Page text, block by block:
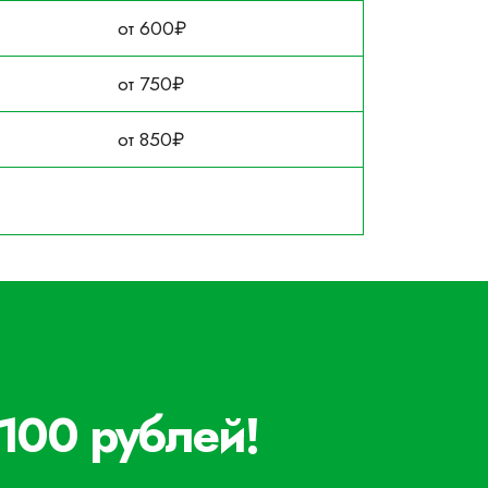
от 600₽
от 750₽
от 850₽
рублей!